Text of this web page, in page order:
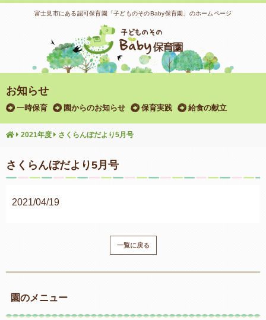
富士見市にある認可保育園「子どものそのBaby保育園」のホームページ
お知らせ
一時保育 園からのお知らせ 保育実践 給食の献立
2021年度 さくらんぼだより5月号
さくらんぼだより5月号
2021/04/19
一覧に戻る
園のメニュー